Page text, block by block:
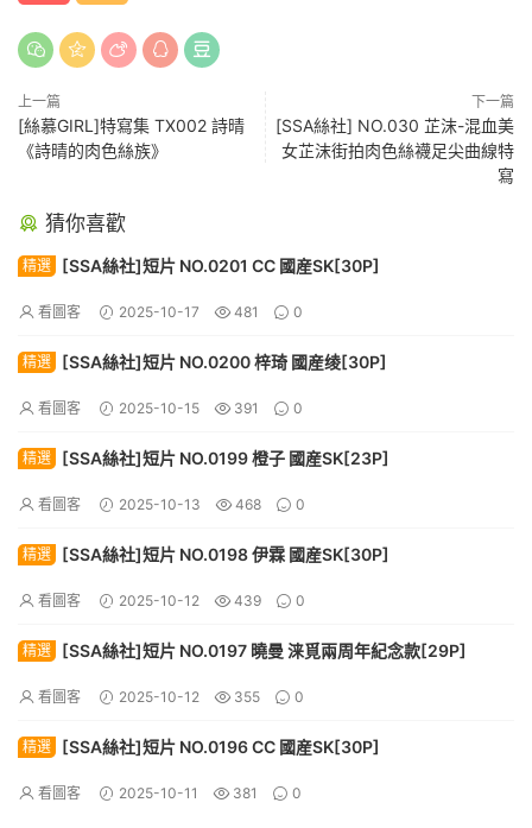
上一篇
[絲慕GIRL]特寫集 TX002 詩晴
《詩晴的肉色絲族》
下一篇
[SSA絲社] NO.030 芷沫-混血美
女芷沫街拍肉色絲襪足尖曲線特
寫
猜你喜歡
精選 [SSA絲社]短片 NO.0201 CC 國産SK[30P]
看圖客 2025-10-17 481 0
精選 [SSA絲社]短片 NO.0200 梓琦 國産绫[30P]
看圖客 2025-10-15 391 0
精選 [SSA絲社]短片 NO.0199 橙子 國産SK[23P]
看圖客 2025-10-13 468 0
精選 [SSA絲社]短片 NO.0198 伊霖 國産SK[30P]
看圖客 2025-10-12 439 0
精選 [SSA絲社]短片 NO.0197 曉曼 涞覓兩周年紀念款[29P]
看圖客 2025-10-12 355 0
精選 [SSA絲社]短片 NO.0196 CC 國産SK[30P]
看圖客 2025-10-11 381 0